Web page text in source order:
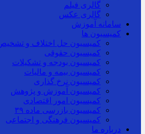
گالری فیلم
گالری عکس
سامانه آموزش
کمیسیون ها
کمیسیون حل اختلاف و
کمیسیون حقوقی
کمیسیون بودجه و تشکیلات
کمیسیون بیمه و مالیات
کمیسیون نرخ گذاری
کمیسیون آموزش و پژوهش
کمیسیون امور اقتصادی
کمیسیون بازرسی ماده ۳۹
کمیسیون فرهنگی و اجتماعی
درباره ما